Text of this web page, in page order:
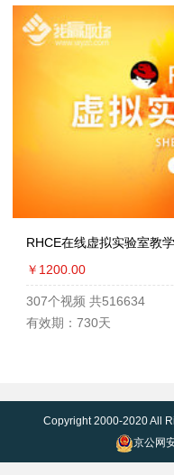
RHCE在线虚拟实验室教
￥1200.00
307个视频 共516634
有效期：730天
Copyright 2000-2020 All
京公网